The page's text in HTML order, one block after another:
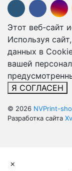
Этот веб-сайт
Используя
данных в
вашей
Я СОГЛАСЕН
© 2026 NVPrint-
Разработка сайта
×